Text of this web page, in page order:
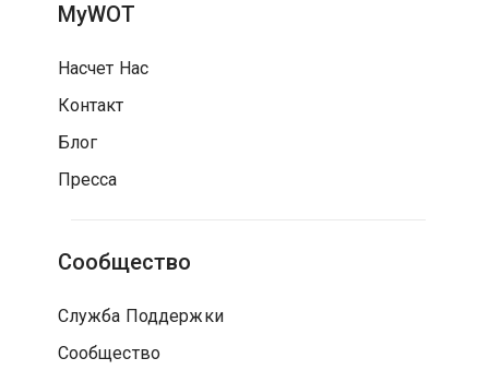
MyWOT
Насчет Нас
Контакт
Блог
Пресса
Сообщество
Служба Поддержки
Сообщество